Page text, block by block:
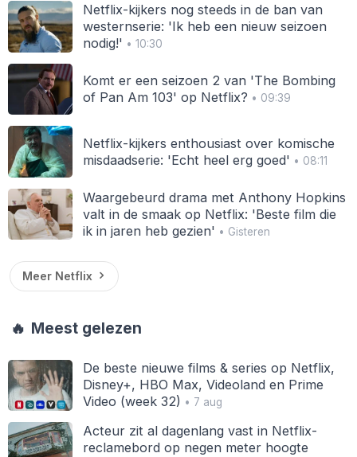
Netflix-kijkers nog steeds in de ban van
westernserie: 'Ik heb een nieuw seizoen
nodig!' • 10:30
Komt er een seizoen 2 van 'The Bombing
of Pan Am 103' op Netflix? • 09:39
Netflix-kijkers enthousiast over komische
misdaadserie: 'Echt heel erg goed' • 08:11
Waargebeurd drama met Anthony Hopkins
valt in de smaak op Netflix: 'Beste film die
ik in jaren heb gezien' • Gisteren
Meer Netflix
🔥 Meest gelezen
De beste nieuwe films & series op Netflix,
Disney+, HBO Max, Videoland en Prime
Video (week 32) • 7 aug
Acteur zit al dagenlang vast in Netflix-
reclamebord op negen meter hoogte